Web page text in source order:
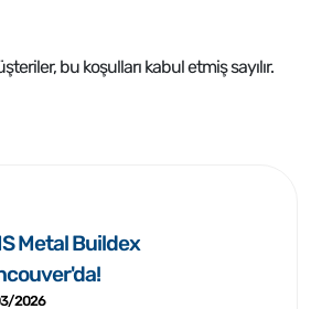
bu koşulları kabul etmiş sayılır.
Metal Buildex
2026